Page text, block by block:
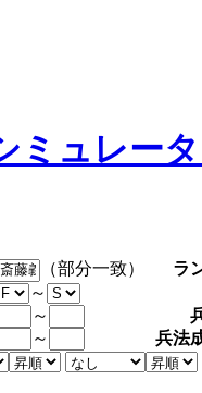
ュレータ
（部分一致） ラ
～
～
～ 兵法